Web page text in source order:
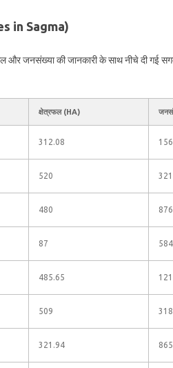
in Sagma)
जनसंख्या की जानकारी के साथ नीचे दी गई
क्षेत्रफल (HA)
312.08
520
480 876
87 584
485.65
509
321.94 865